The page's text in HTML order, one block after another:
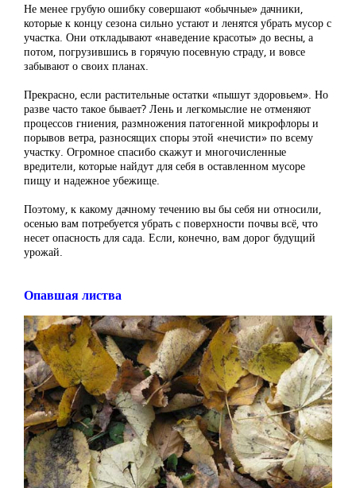
Не менее грубую ошибку совершают «обычные» дачники,
которые к концу сезона сильно устают и ленятся убрать мусор с
участка. Они откладывают «наведение красоты» до весны, а
потом, погрузившись в горячую посевную страду, и вовсе
забывают о своих планах.
Прекрасно, если растительные остатки «пышут здоровьем». Но
разве часто такое бывает? Лень и легкомыслие не отменяют
процессов гниения, размножения патогенной микрофлоры и
порывов ветра, разносящих споры этой «нечисти» по всему
участку. Огромное спасибо скажут и многочисленные
вредители, которые найдут для себя в оставленном мусоре
пищу и надежное убежище.
Поэтому, к какому дачному течению вы бы себя ни относили,
осенью вам потребуется убрать с поверхности почвы всё, что
несет опасность для сада. Если, конечно, вам дорог будущий
урожай.
Опавшая листва